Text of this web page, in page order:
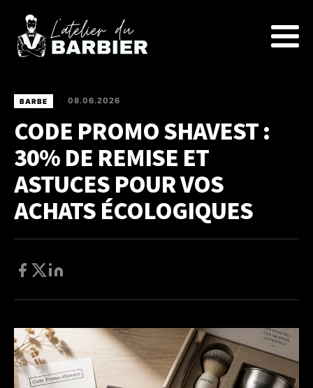
BARBE 08.06.2026
CODE PROMO SHAVEST :
30% DE REMISE ET
ASTUCES POUR VOS
ACHATS ÉCOLOGIQUES